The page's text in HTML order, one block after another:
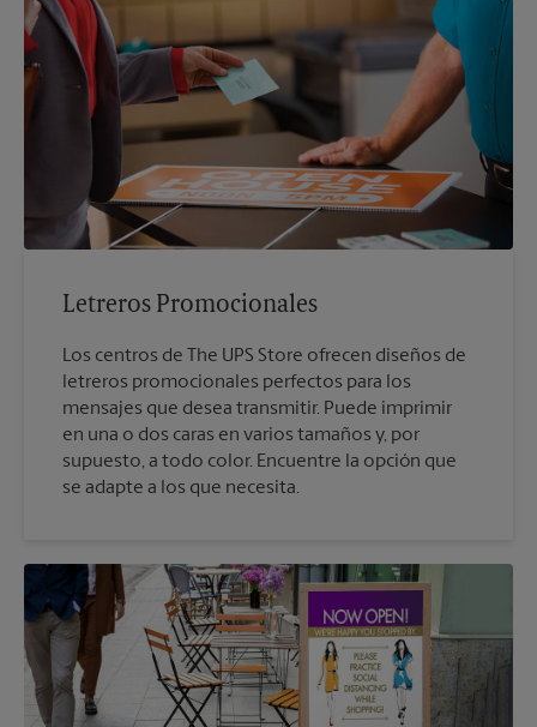
Letreros Promocionales
Los centros de The UPS Store ofrecen diseños de
letreros promocionales perfectos para los
mensajes que desea transmitir. Puede imprimir
en una o dos caras en varios tamaños y, por
supuesto, a todo color. Encuentre la opción que
se adapte a los que necesita.